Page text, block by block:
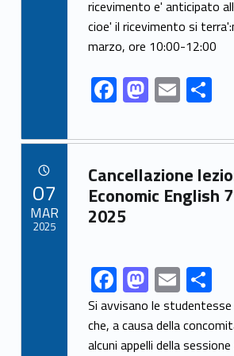
e
b
o
o
k
to
d
o
n
ai
l
ar
e
ricevimento e' anticipato
cioe' il ricevimento si
marzo, ore 10:00-12:00
F
ac
e
b
o
o
M
as
to
d
o
E
m
ai
l
S
ar
e
Link identifier archive #link-archive-25258
Cancellazione
Economic English
2025
Link identifier share facebook archive #share-link-archive-67548F
ac
e
M
as
to
E
m
ai
S
h
ar
Si avvisano le
che, a causa della
alcuni appelli della
07
MAR
2025